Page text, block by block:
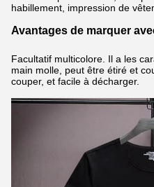
habillement, impression de
Avantages de marquer
Facultatif multicolore. Il a les
main molle, peut être étiré et
couper, et facile à décharger.